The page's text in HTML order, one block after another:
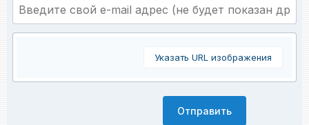
Указать URL изображения
Отправить